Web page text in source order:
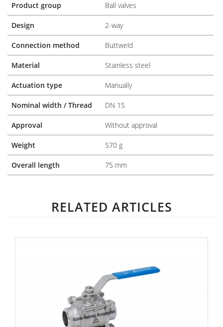
Product group Ball valves
Design 2-way
Connection method Buttweld
Material Stainless steel
Actuation type Manually
Nominal width / Thread DN 15
Approval Without approval
Weight 570 g
Overall length 75 mm
RELATED ARTICLES